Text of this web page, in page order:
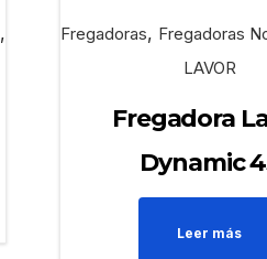
, Fregadoras, Fregadoras
LAVOR
Fregadora
Dynamic
Leer más